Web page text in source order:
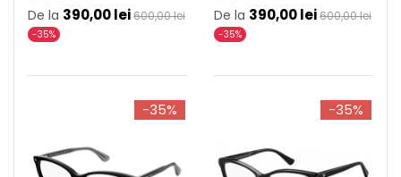
De la 390,00 lei600,00 lei
-35%
De la 390,00 lei600,00 lei
-35%
-35% -35%